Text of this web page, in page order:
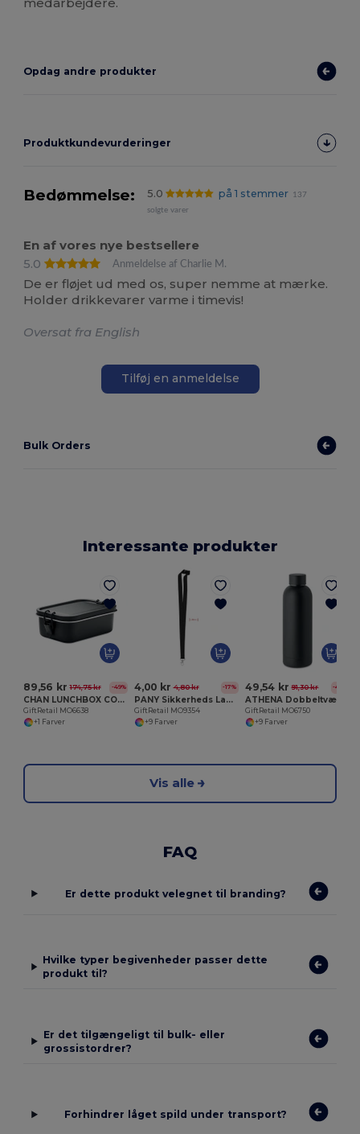
medarbejdere.
Opdag andre produkter
Produktkundevurderinger
Bedømmelse: 5.0 på 1 stemmer
137
solgte varer
En af vores nye bestsellere
5.0
Anmeldelse af Charlie M.
De er fløjet ud med os, super nemme at mærke.
Holder drikkevarer varme i timevis!
Oversat fra English
Tilføj en anmeldelse
Bulk Orders
Interessante produkter
89,56 kr 174,75 kr -49%
CHAN LUNCHBOX COLOUR Madkasse I rustfrit stål 750 m
GiftRetail MO6638
+1 Farver
4,00 kr 4,80 kr -17%
PANY Sikkerheds Lanyard med Krog og Brudfunktion 20 mm
GiftRetail MO9354
+9 Farver
49,54 kr 91,30 kr -46%
ATHENA Dobbeltvægget flaske 500 ml
GiftRetail MO6750
+9 Farver
Vis alle
FAQ
Er dette produkt velegnet til branding?
Hvilke typer begivenheder passer dette
produkt til?
Er det tilgængeligt til bulk- eller
grossistordrer?
Forhindrer låget spild under transport?